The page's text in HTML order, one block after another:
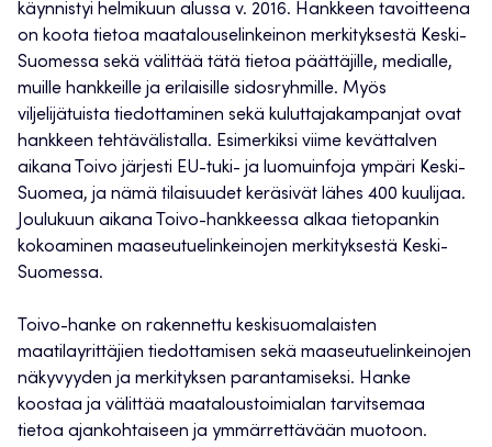
käynnistyi helmikuun alussa v. 2016. Hankkeen tavoitteena
on koota tietoa maatalouselinkeinon merkityksestä Keski-
Suomessa sekä välittää tätä tietoa päättäjille, medialle,
muille hankkeille ja erilaisille sidosryhmille. Myös
viljelijätuista tiedottaminen sekä kuluttajakampanjat ovat
hankkeen tehtävälistalla. Esimerkiksi viime kevättalven
aikana Toivo järjesti EU-tuki- ja luomuinfoja ympäri Keski-
Suomea, ja nämä tilaisuudet keräsivät lähes 400 kuulijaa.
Joulukuun aikana Toivo-hankkeessa alkaa tietopankin
kokoaminen maaseutuelinkeinojen merkityksestä Keski-
Suomessa.
Toivo-hanke on rakennettu keskisuomalaisten
maatilayrittäjien tiedottamisen sekä maaseutuelinkeinojen
näkyvyyden ja merkityksen parantamiseksi. Hanke
koostaa ja välittää maataloustoimialan tarvitsemaa
tietoa ajankohtaiseen ja ymmärrettävään muotoon.